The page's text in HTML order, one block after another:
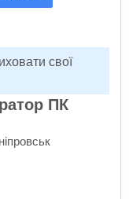
свої
ПК